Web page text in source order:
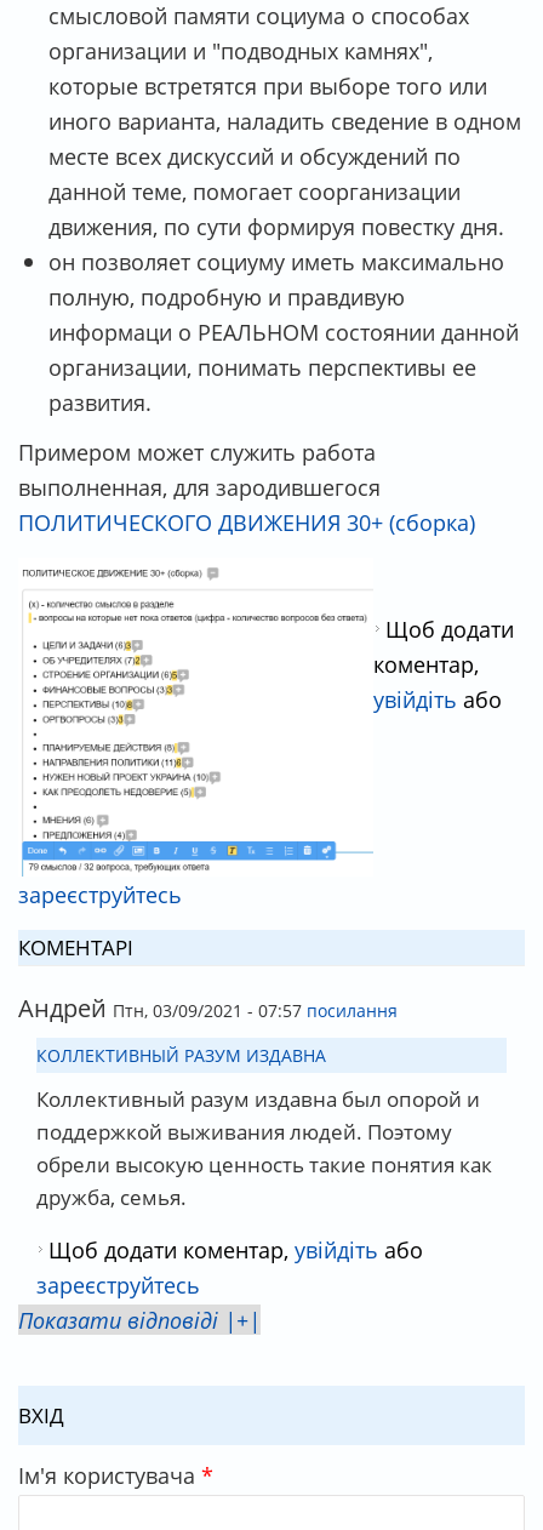
смысловой памяти социума о способах
организации и "подводных камнях",
которые встретятся при выборе того или
иного варианта, наладить сведение в одном
месте всех дискуссий и обсуждений по
данной теме, помогает соорганизации
движения, по сути формируя повестку дня.
он позволяет социуму иметь максимально
полную, подробную и правдивую
информаци о РЕАЛЬНОМ состоянии данной
организации, понимать перспективы ее
развития.
Примером может служить работа
выполненная, для зародившегося
ПОЛИТИЧЕСКОГО ДВИЖЕНИЯ 30+ (сборка)
Щоб додати
коментар,
увійдіть або
зареєструйтесь
КОМЕНТАРІ
Андрей Птн, 03/09/2021 - 07:57 посилання
КОЛЛЕКТИВНЫЙ РАЗУМ ИЗДАВНА
Коллективный разум издавна был опорой и
поддержкой выживания людей. Поэтому
обрели высокую ценность такие понятия как
дружба, семья.
Щоб додати коментар, увійдіть або
зареєструйтесь
Показати відповіді |+|
ВХІД
Ім'я користувача *